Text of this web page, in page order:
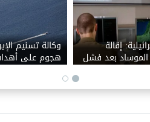
تطبيق حق
والآليات في
كان يقيم
جثة سائق سابق
داخل منزله